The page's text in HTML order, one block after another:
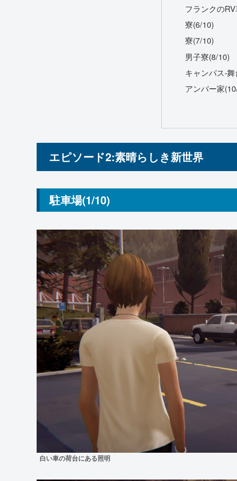
フランクの
寮(6/10)
寮(7/10)
男子寮(8/10)
キャンパス-
アンバー家
エピソード2:素晴らしき新世界
駐車場(1/10)
白い車の荷台にある照明